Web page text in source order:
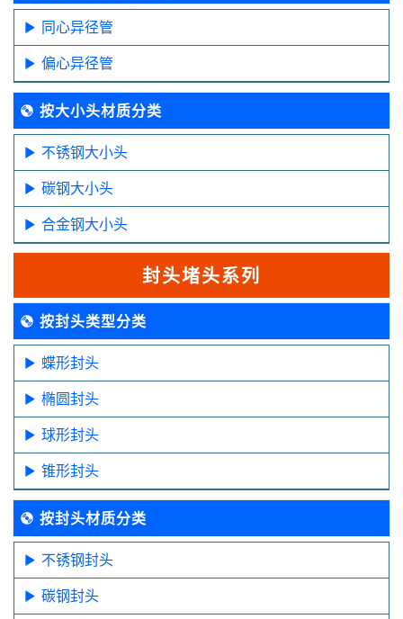
同心异径管
偏心异径管
按大小头材质分类
不锈钢大小头
碳钢大小头
合金钢大小头
封头堵头系列
按封头类型分类
蝶形封头
椭圆封头
球形封头
锥形封头
按封头材质分类
不锈钢封头
碳钢封头